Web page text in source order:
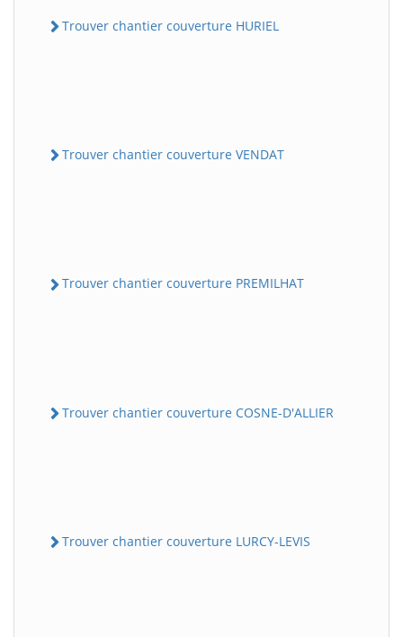
Trouver chantier couverture HURIEL
Trouver chantier couverture VENDAT
Trouver chantier couverture PREMILHAT
Trouver chantier couverture COSNE-D'ALLIER
Trouver chantier couverture LURCY-LEVIS